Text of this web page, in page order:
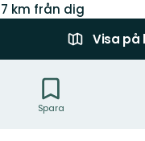
km från dig
Visa på
Spara